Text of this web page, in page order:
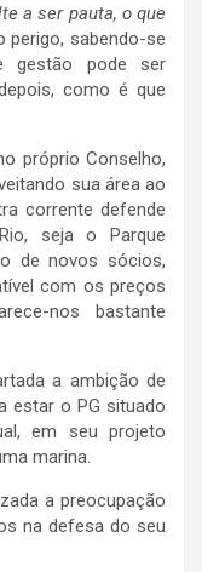
a ser pauta, o que
perigo, sabendo-se
gestão pode ser
como é que
Conselho,
sua área ao
corrente defende
seja o Parque
de novos sócios,
com os preços
nos bastante
a ambição de
estar o PG situado
em seu projeto
marina.
a preocupação
na defesa do seu